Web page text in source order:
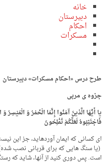
خانه
دبیرستان
احکام
مسکرات
طرح درس «احکام مسکرات» دبیرستان
جزوه­ ی مربی
یا أَیُّهَا الَّذینَ آمَنُوا إِنَّمَا الْخَمْرُ وَ
فَاجْتَنِبُوهُ لَعَلَّکُمْ تُفْلِحُونَ
اى کسانى که ایمان آورده‏اید، جز این
(یا سنگ ‏هایى که براى قربانى نصب
است. پس دورى کنید از آنها، شاید که